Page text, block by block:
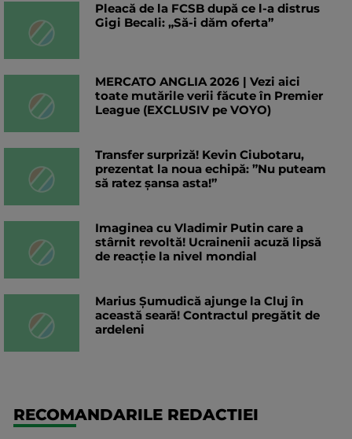
Pleacă de la FCSB după ce l-a distrus
Gigi Becali: „Să-i dăm oferta”
MERCATO ANGLIA 2026 | Vezi aici
toate mutările verii făcute în Premier
League (EXCLUSIV pe VOYO)
Transfer surpriză! Kevin Ciubotaru,
prezentat la noua echipă: ”Nu puteam
să ratez șansa asta!”
Imaginea cu Vladimir Putin care a
stârnit revoltă! Ucrainenii acuză lipsă
de reacție la nivel mondial
Marius Șumudică ajunge la Cluj în
această seară! Contractul pregătit de
ardeleni
RECOMANDARILE REDACTIEI